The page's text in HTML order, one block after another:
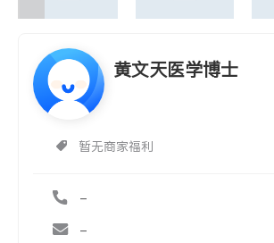
黄文天医学博士
暂无商家福利
-
-